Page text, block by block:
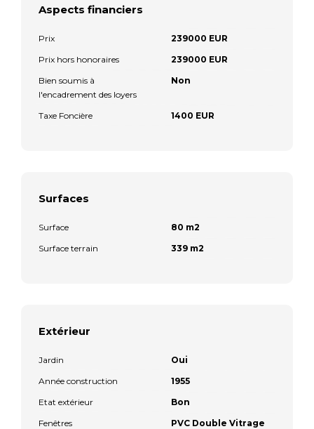
Aspects financiers
Prix
239000 EUR
Prix hors honoraires
239000 EUR
Bien soumis à
l'encadrement des loyers
Non
Taxe Foncière 1400 EUR
Surfaces
Surface
80 m2
Surface terrain
339 m2
Extérieur
Jardin
Oui
Année construction
1955
Etat extérieur
Bon
Fenêtres
PVC Double Vitrage